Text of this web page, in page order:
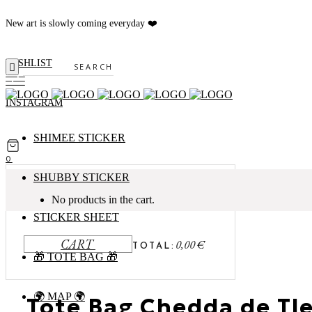
New art is slowly coming everyday ❤️
WISHLIST
INSTAGRAM
Search
0
No products in the cart.
CART TOTAL: 0,00€
SHIMEE STICKER
SHUBBY STICKER
STICKER SHEET
🎁 TOTE BAG 🎁
🌍 MAP 🌍